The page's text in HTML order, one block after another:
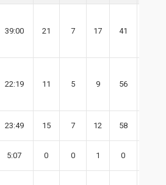
39:00 21 7 17 41
22:19 11 5 9 56
23:49 15 7 12 58
5:07 0 0 1 0